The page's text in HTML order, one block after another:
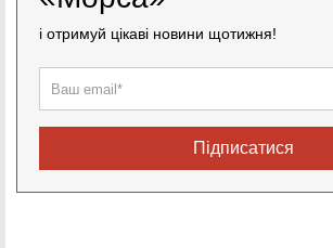
і отримуй цікаві новини щотижня!
Підписатися